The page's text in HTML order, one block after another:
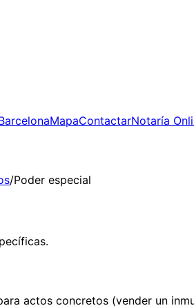
MapaContactarNotaría
/Poder especial
actos concretos (vender un